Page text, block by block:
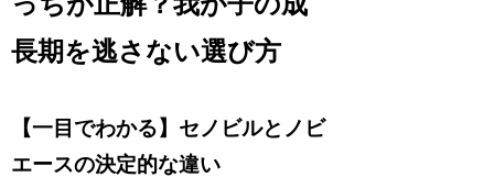
長期を逃さない選び方
【一目でわかる】セノビルとノビ
エースの決定的な違い